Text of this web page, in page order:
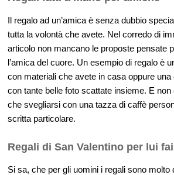
Il regalo ad un’amica è senza dubbio
tutta la volontà che avete. Nel corredo di
articolo non mancano le proposte pensate
l’amica del cuore. Un esempio di regalo è
con materiali che avete in casa oppure
con tante belle foto scattate insieme. E non
che svegliarsi con una tazza di caffè
scritta particolare.
Regali di San Valentino per lui
Si sa, che per gli uomini i regali sono molto